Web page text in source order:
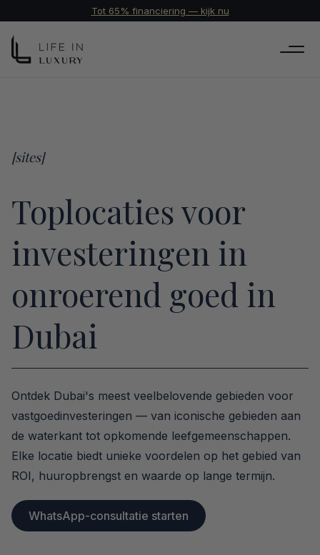
Tot 65% financiering — kijk nu
[sites]
Toplocaties voor
investeringen in
onroerend goed in
Dubai
Ontdek Dubai's meest veelbelovende gebieden voor
vastgoedinvesteringen — van iconische gebieden aan
de waterkant tot opkomende leefgemeenschappen.
Elke locatie biedt unieke voordelen op het gebied van
ROI, huuropbrengst en waarde op lange termijn.
WhatsApp-consultatie starten